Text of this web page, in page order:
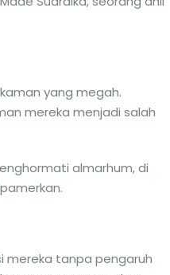
yang megah.
mereka menjadi salah
almarhum, di
mereka tanpa pengaruh